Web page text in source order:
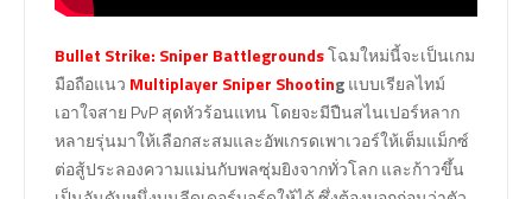
Bullet Strike: Sniper Battlegroundsโฉมใหม่นี้จะเป็นเกม
มือถือแนว Multiplayer Sniper Shootingแบบเรียลไทม์
เอาใจสาย PvP สุดหัวร้อนแทน โดยจะมีปืนสไนเปอร์หลาก
หลายรุ่นมาให้เลือกสะสมและอัพเกรดเพาเวอร์ให้เต็มแม็กซ์
ต่อสู้ประลองความแม่นกับพลซุ่มยิงจากทั่วโลก และก้าวขึ้น